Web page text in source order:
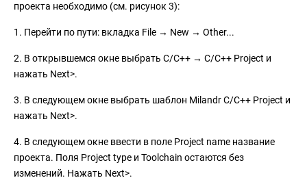
проекта необходимо (см. рисунок 3):
1. Перейти по пути: вкладка File → New → Other...
2. В открывшемся окне выбрать C/C++ → C/C++ Project и
нажать Next>.
3. В следующем окне выбрать шаблон Milandr C/C++ Project и
нажать Next>.
4. В следующем окне ввести в поле Project name название
проекта. Поля Project type и Toolchain остаются без
изменений. Нажать Next>.